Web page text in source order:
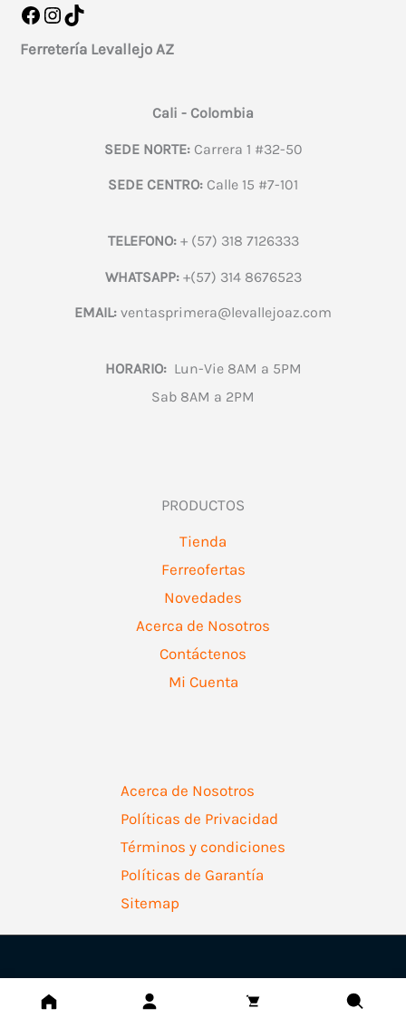
Facebook
Instagram
TikTok
Ferretería Levallejo AZ
Cali - Colombia
SEDE NORTE:Carrera 1 #32-50
SEDE CENTRO: Calle 15 #7-101
TELEFONO:+ (57) 318 7126333
WHATSAPP:+(57) 314 8676523
EMAIL: ventasprimera@levallejoaz.com
HORARIO:Lun-Vie 8AM a 5PM
Sab 8AM a 2PM
PRODUCTOS
Tienda
Ferreofertas
Novedades
Acerca de Nosotros
Contáctenos
Mi Cuenta
Acerca de Nosotros
Políticas de Privacidad
Términos y condiciones
Políticas de Garantía
Sitemap